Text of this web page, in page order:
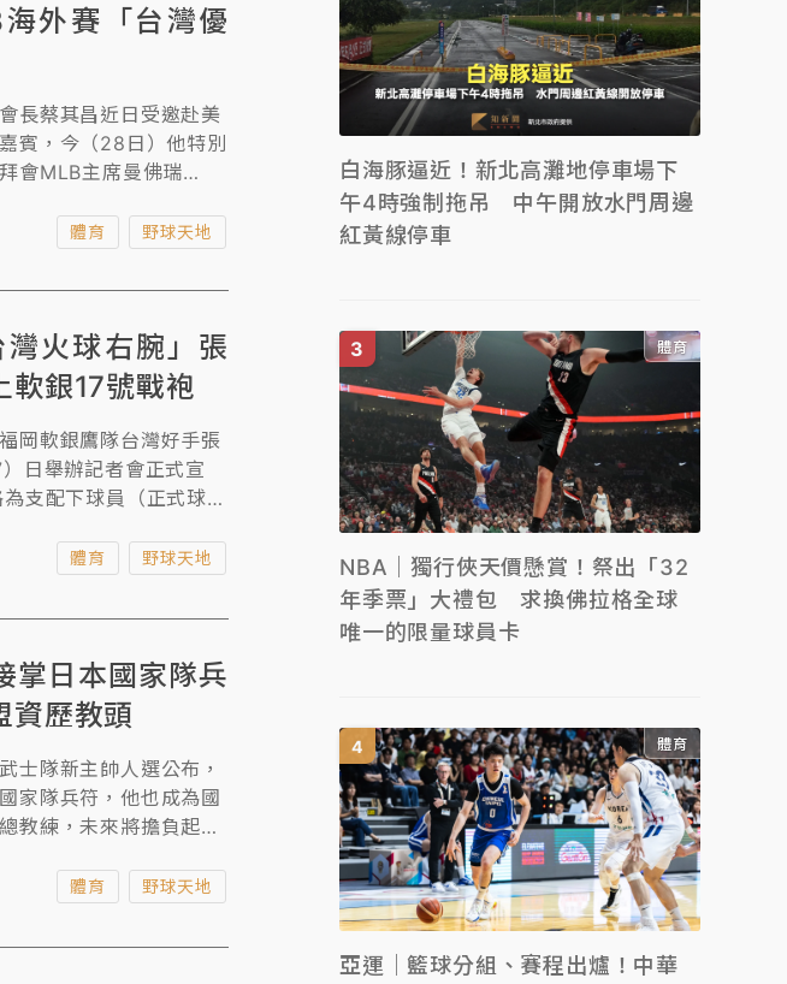
外賽「台灣優
長蔡其昌近日受邀赴美
賓，今（28日）他特別
會MLB主席曼佛瑞
展等議題深入交換意
的重要性與能見度。
體育 野球天地
火球右腕」張
銀17號戰袍
岡軟銀鷹隊台灣好手張
日舉辦記者會正式宣
支配下球員（正式球
傑出的投球表現獲得球
體育 野球天地
掌日本國家隊兵
歷教頭
士隊新主帥人選公布，
家隊兵符，他也成為國
教練，未來將擔負起爭
棒冠軍爭霸賽
體育 野球天地
白海豚逼近！新北高灘地停車場下
午4時強制拖吊 中午開放水門周邊
紅黃線停車
體育
NBA｜獨行俠天價懸賞！祭出「32
年季票」大禮包 求換佛拉格全球
唯一的限量球員卡
體育
亞運｜籃球分組、賽程出爐！中華